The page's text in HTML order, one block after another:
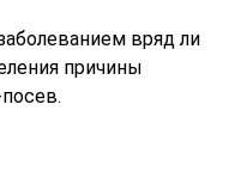
вряд ли
причины